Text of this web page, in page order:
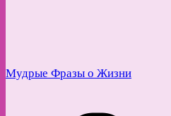
Мудрые Фразы о Жизни